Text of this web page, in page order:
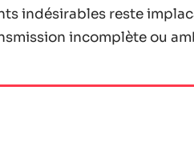
indésirables reste
incomplète ou